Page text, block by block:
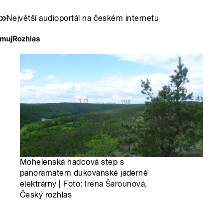
Největší audioportál na českém internetu
Mohelenská hadcová step s
panoramatem dukovanské jaderné
elektrárny | Foto: Irena Šarounová,
Český rozhlas